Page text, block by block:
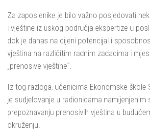
Za zaposlenike je bilo važno posjedovati
i vještine iz uskog područja ekspertize u
dok je danas na cijeni potencijal i
vještina na različitim radnim zadacima i
„prenosive vještine“.
Iz tog razloga, učenicima Ekonomske škole
je sudjelovanje u radionicama namijenjenim
prepoznavanju prenosivih vještina u
okruženju.